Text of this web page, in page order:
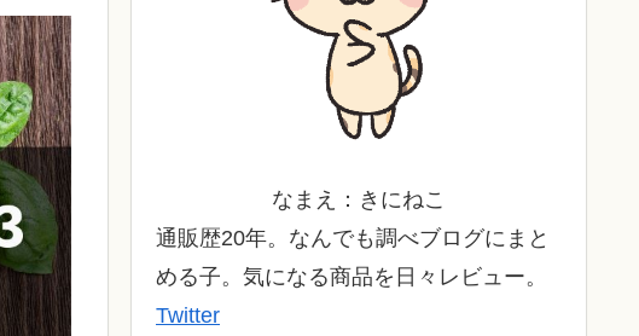
なまえ：きにねこ
通販歴20年。なんでも調べブログにまと
める子。気になる商品を日々レビュー。
Twitter